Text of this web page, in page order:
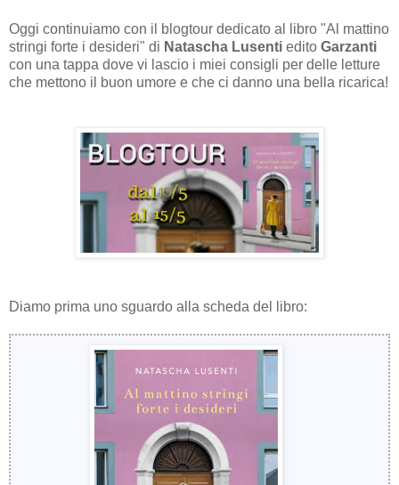
Oggi continuiamo con il blogtour dedicato al libro "Al mattino
stringi forte i desideri" di Natascha Lusenti edito Garzanti
con una tappa dove vi lascio i miei consigli per delle letture
che mettono il buon umore e che ci danno una bella ricarica!
Diamo prima uno sguardo alla scheda del libro: